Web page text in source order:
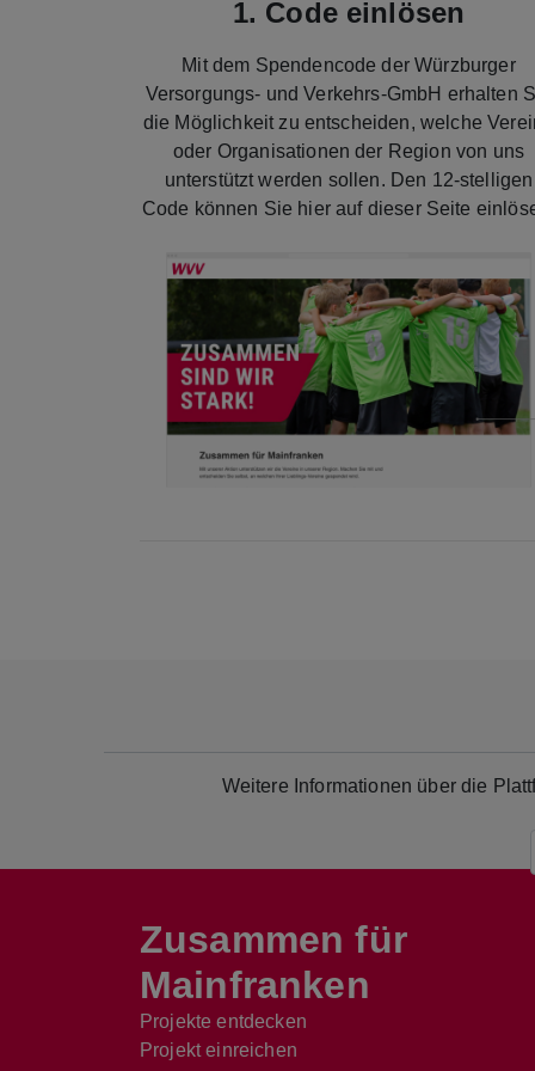
1. Code einlösen
Mit dem Spendencode der Würzburger
Versorgungs- und Verkehrs-GmbH erhalten
die Möglichkeit zu entscheiden, welche
oder Organisationen der Region von uns
unterstützt werden sollen. Den 12-stelligen
Code können Sie hier auf dieser Seite
Weitere Informationen über die
Zusammen für
Mainfranken
Projekte entdecken
Projekt einreichen